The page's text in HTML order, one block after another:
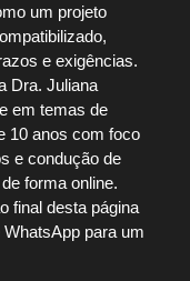
um projeto
e exigências.
Dra. Juliana
em temas de
10 anos com foco
e condução de
forma online.
final desta página
para um